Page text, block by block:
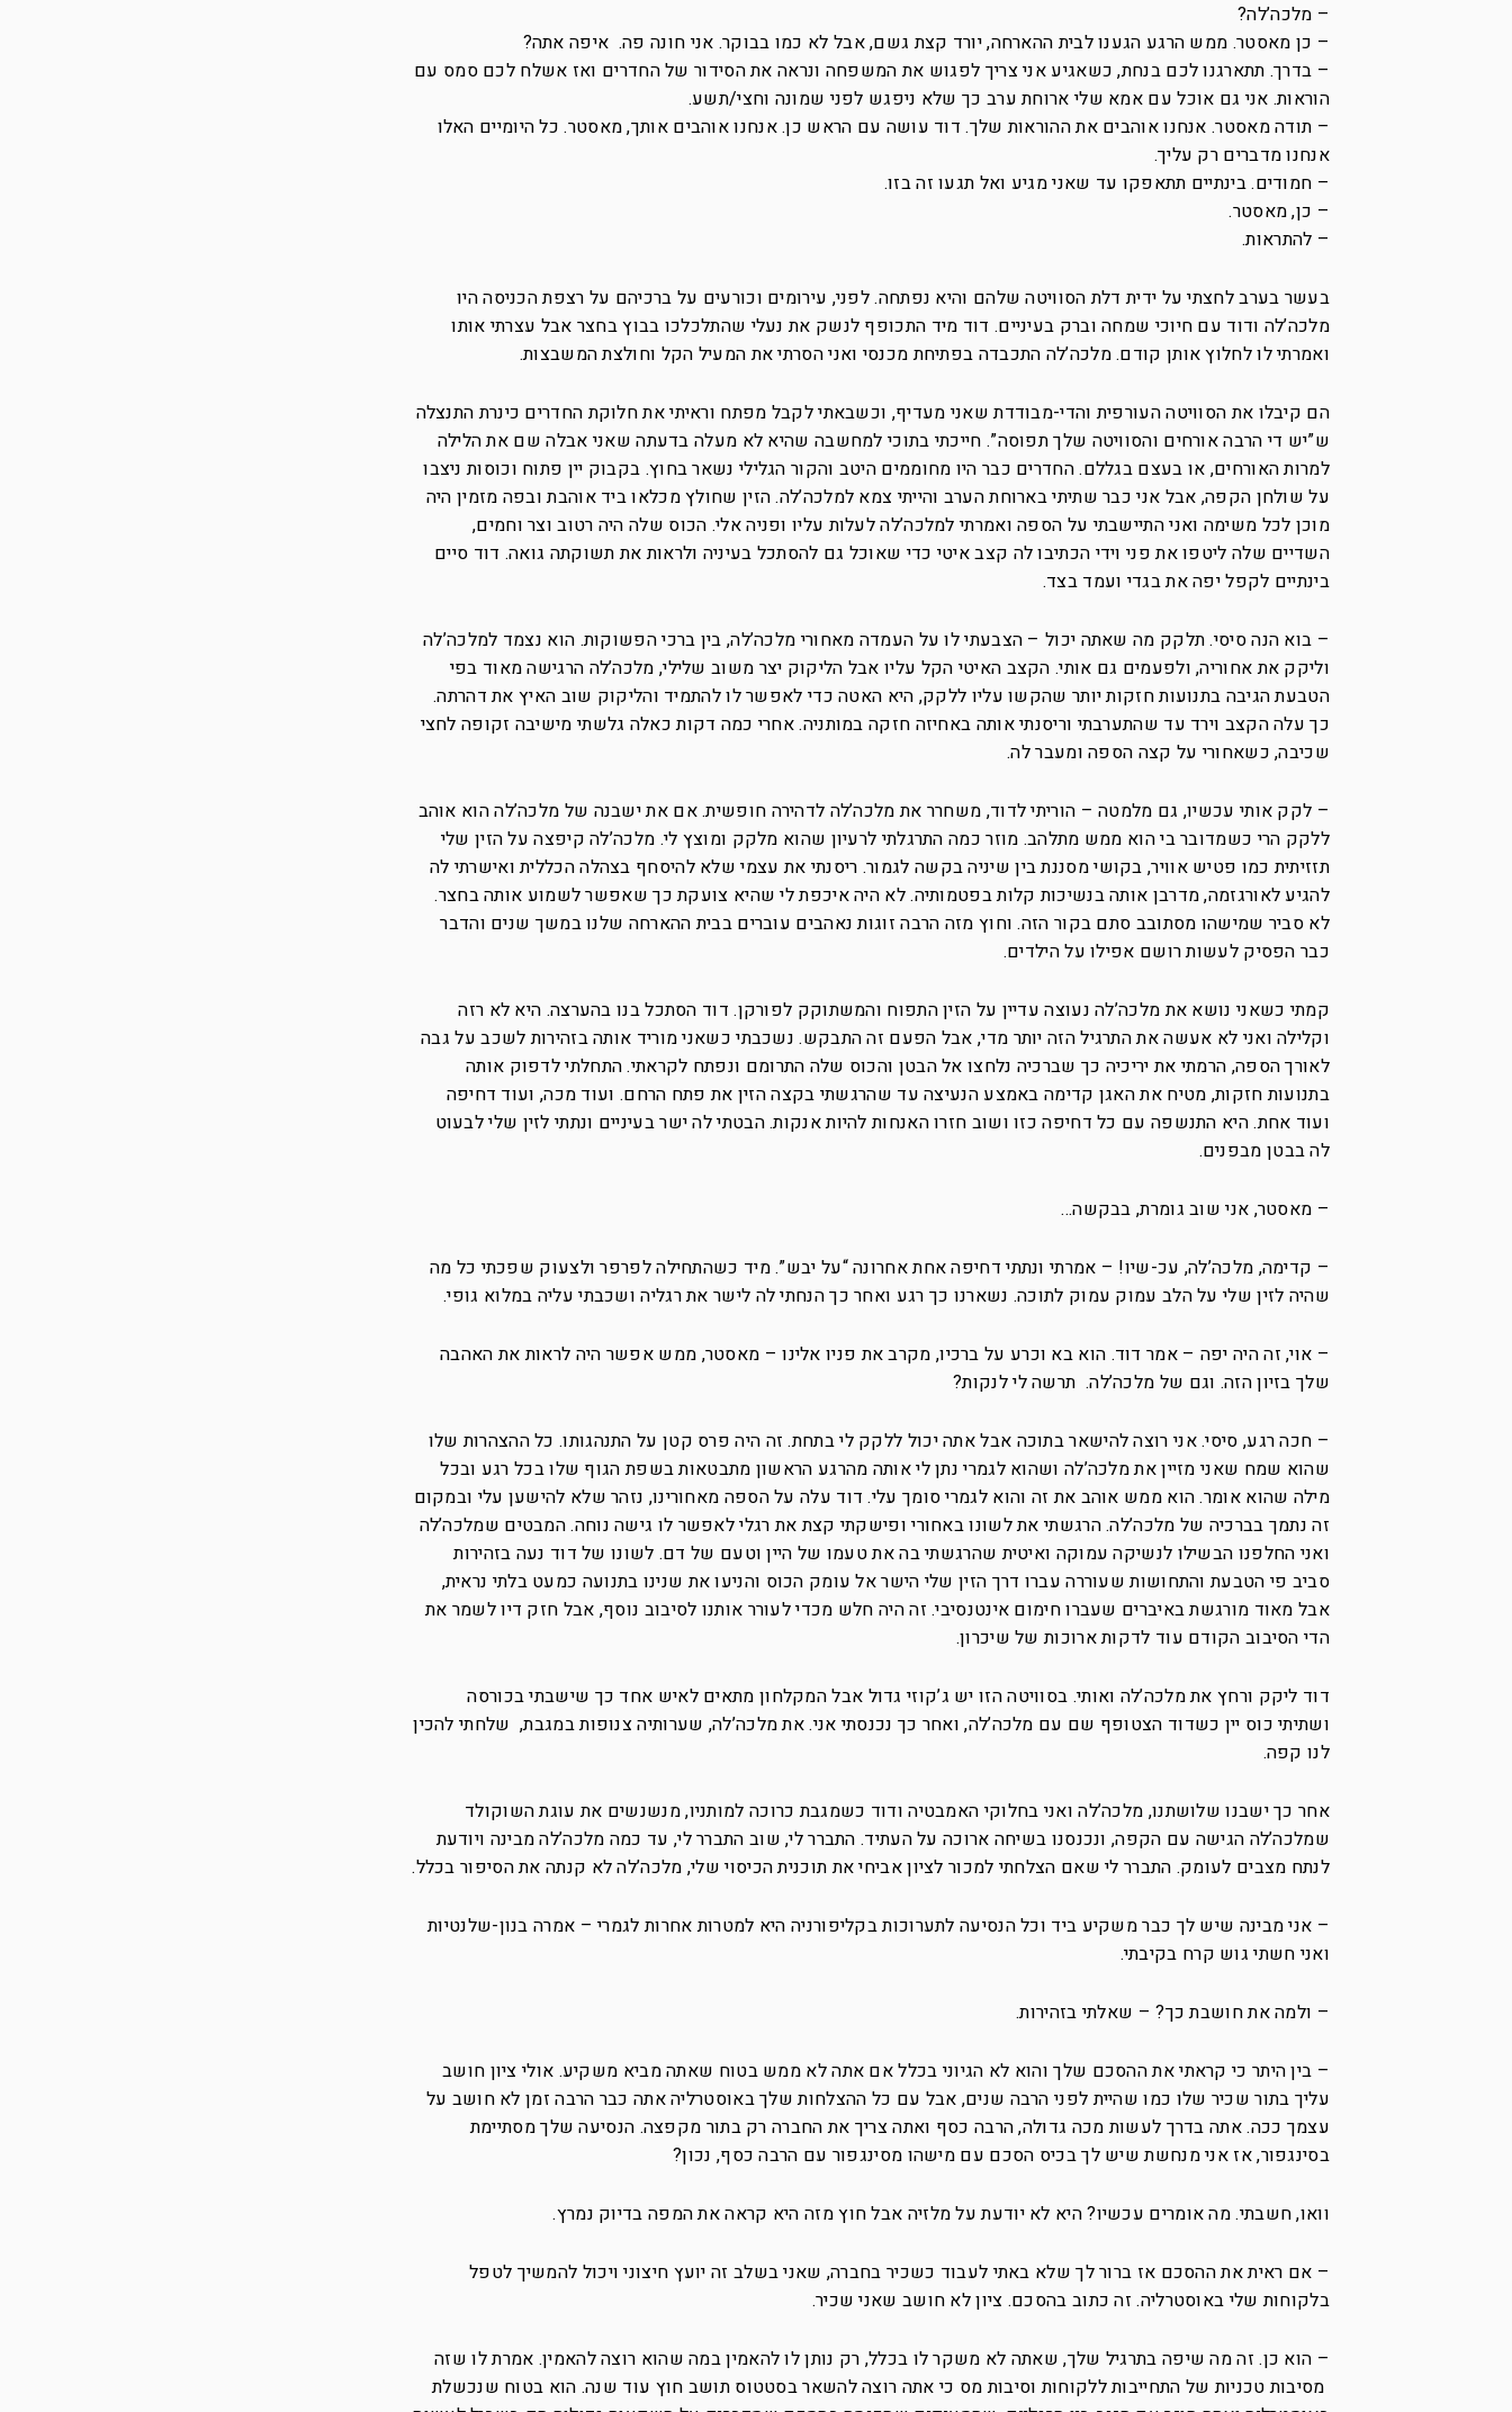
– מלכה’לה?
– כן מאסטר. ממש הרגע הגענו לבית ההארחה, יורד קצת גשם, אבל לא כמו בבוקר. אני חונה פה. איפה אתה?
– בדרך. תתארגנו לכם בנחת, כשאגיע אני צריך לפגוש את המשפחה ונראה את הסידור של החדרים ואז אשלח לכם סמס עם
הוראות. אני גם אוכל עם אמא שלי ארוחת ערב כך שלא ניפגש לפני שמונה וחצי/תשע.
– תודה מאסטר. אנחנו אוהבים את ההוראות שלך. דוד עושה עם הראש כן. אנחנו אוהבים אותך, מאסטר. כל היומיים האלו
אנחנו מדברים רק עליך.
– חמודים. בינתיים תתאפקו עד שאני מגיע ואל תגעו זה בזו.
– כן, מאסטר.
– להתראות.
בעשר בערב לחצתי על ידית דלת הסוויטה שלהם והיא נפתחה. לפני, עירומים וכורעים על ברכיהם על רצפת הכניסה היו
מלכה’לה ודוד עם חיוכי שמחה וברק בעיניים. דוד מיד התכופף לנשק את נעלי שהתלכלכו בבוץ בחצר אבל עצרתי אותו
ואמרתי לו לחלוץ אותן קודם. מלכה’לה התכבדה בפתיחת מכנסי ואני הסרתי את המעיל הקל וחולצת המשבצות.
הם קיבלו את הסוויטה העורפית והדי-מבודדת שאני מעדיף, וכשבאתי לקבל מפתח וראיתי את חלוקת החדרים כינרת התנצלה
ש”יש די הרבה אורחים והסוויטה שלך תפוסה”. חייכתי בתוכי למחשבה שהיא לא מעלה בדעתה שאני אבלה שם את הלילה
למרות האורחים, או בעצם בגללם. החדרים כבר היו מחוממים היטב והקור הגלילי נשאר בחוץ. בקבוק יין פתוח וכוסות ניצבו
על שולחן הקפה, אבל אני כבר שתיתי בארוחת הערב והייתי צמא למלכה’לה. הזין שחולץ מכלאו ביד אוהבת ובפה מזמין היה
מוכן לכל משימה ואני התיישבתי על הספה ואמרתי למלכה’לה לעלות עליו ופניה אלי. הכוס שלה היה רטוב וצר וחמים,
השדיים שלה ליטפו את פני וידי הכתיבו לה קצב איטי כדי שאוכל גם להסתכל בעיניה ולראות את תשוקתה גואה. דוד סיים
בינתיים לקפל יפה את בגדי ועמד בצד.
– בוא הנה סיסי. תלקק מה שאתה יכול – הצבעתי לו על העמדה מאחורי מלכה’לה, בין ברכי הפשוקות. הוא נצמד למלכה’לה
וליקק את אחוריה, ולפעמים גם אותי. הקצב האיטי הקל עליו אבל הליקוק יצר משוב שלילי, מלכה’לה הרגישה מאוד בפי
הטבעת הגיבה בתנועות חזקות יותר שהקשו עליו ללקק, היא האטה כדי לאפשר לו להתמיד והליקוק שוב האיץ את דהרתה.
כך עלה הקצב וירד עד שהתערבתי וריסנתי אותה באחיזה חזקה במותניה. אחרי כמה דקות כאלה גלשתי מישיבה זקופה לחצי
שכיבה, כשאחורי על קצה הספה ומעבר לה.
– לקק אותי עכשיו, גם מלמטה – הוריתי לדוד, משחרר את מלכה’לה לדהירה חופשית. אם את ישבנה של מלכה’לה הוא אוהב
ללקק הרי כשמדובר בי הוא ממש מתלהב. מוזר כמה התרגלתי לרעיון שהוא מלקק ומוצץ לי. מלכה’לה קיפצה על הזין שלי
תזזיתית כמו פטיש אוויר, בקושי מסננת בין שיניה בקשה לגמור. ריסנתי את עצמי שלא להיסחף בצהלה הכללית ואישרתי לה
להגיע לאורגזמה, מדרבן אותה בנשיכות קלות בפטמותיה. לא היה איכפת לי שהיא צועקת כך שאפשר לשמוע אותה בחצר.
לא סביר שמישהו מסתובב סתם בקור הזה. וחוץ מזה הרבה זוגות נאהבים עוברים בבית ההארחה שלנו במשך שנים והדבר
כבר הפסיק לעשות רושם אפילו על הילדים.
קמתי כשאני נושא את מלכה’לה נעוצה עדיין על הזין התפוח והמשתוקק לפורקן. דוד הסתכל בנו בהערצה. היא לא רזה
וקלילה ואני לא אעשה את התרגיל הזה יותר מדי, אבל הפעם זה התבקש. נשכבתי כשאני מוריד אותה בזהירות לשכב על גבה
לאורך הספה, הרמתי את יריכיה כך שברכיה נלחצו אל הבטן והכוס שלה התרומם ונפתח לקראתי. התחלתי לדפוק אותה
בתנועות חזקות, מטיח את האגן קדימה באמצע הנעיצה עד שהרגשתי בקצה הזין את פתח הרחם. ועוד מכה, ועוד דחיפה
ועוד אחת. היא התנשפה עם כל דחיפה כזו ושוב חזרו האנחות להיות אנקות. הבטתי לה ישר בעיניים ונתתי לזין שלי לבעוט
לה בבטן מבפנים.
– מאסטר, אני שוב גומרת, בבקשה…
– קדימה, מלכה’לה, עכ-שיו! – אמרתי ונתתי דחיפה אחת אחרונה “על יבש”. מיד כשהתחילה לפרפר ולצעוק שפכתי כל מה
שהיה לזין שלי על הלב עמוק עמוק לתוכה. נשארנו כך רגע ואחר כך הנחתי לה לישר את רגליה ושכבתי עליה במלוא גופי.
– אוי, זה היה יפה – אמר דוד. הוא בא וכרע על ברכיו, מקרב את פניו אלינו – מאסטר, ממש אפשר היה לראות את האהבה
שלך בזיון הזה. וגם של מלכה’לה. תרשה לי לנקות?
– חכה רגע, סיסי. אני רוצה להישאר בתוכה אבל אתה יכול ללקק לי בתחת. זה היה פרס קטן על התנהגותו. כל ההצהרות שלו
שהוא שמח שאני מזיין את מלכה’לה ושהוא לגמרי נתן לי אותה מהרגע הראשון מתבטאות בשפת הגוף שלו בכל רגע ובכל
מילה שהוא אומר. הוא ממש אוהב את זה והוא לגמרי סומך עלי. דוד עלה על הספה מאחורינו, נזהר שלא להישען עלי ובמקום
זה נתמך בברכיה של מלכה’לה. הרגשתי את לשונו באחורי ופישקתי קצת את רגלי לאפשר לו גישה נוחה. המבטים שמלכה’לה
ואני החלפנו הבשילו לנשיקה עמוקה ואיטית שהרגשתי בה את טעמו של היין וטעם של דם. לשונו של דוד נעה בזהירות
סביב פי הטבעת והתחושות שעוררה עברו דרך הזין שלי הישר אל עומק הכוס והניעו את שנינו בתנועה כמעט בלתי נראית,
אבל מאוד מורגשת באיברים שעברו חימום אינטנסיבי. זה היה חלש מכדי לעורר אותנו לסיבוב נוסף, אבל חזק דיו לשמר את
הדי הסיבוב הקודם עוד לדקות ארוכות של שיכרון.
דוד ליקק ורחץ את מלכה’לה ואותי. בסוויטה הזו יש ג’קוזי גדול אבל המקלחון מתאים לאיש אחד כך שישבתי בכורסה
ושתיתי כוס יין כשדוד הצטופף שם עם מלכה’לה, ואחר כך נכנסתי אני. את מלכה’לה, שערותיה צנופות במגבת, שלחתי להכין
לנו קפה.
אחר כך ישבנו שלושתנו, מלכה’לה ואני בחלוקי האמבטיה ודוד כשמגבת כרוכה למותניו, מנשנשים את עוגת השוקולד
שמלכה’לה הגישה עם הקפה, ונכנסנו בשיחה ארוכה על העתיד. התברר לי, שוב התברר לי, עד כמה מלכה’לה מבינה ויודעת
לנתח מצבים לעומק. התברר לי שאם הצלחתי למכור לציון אביחי את תוכנית הכיסוי שלי, מלכה’לה לא קנתה את הסיפור בכלל.
– אני מבינה שיש לך כבר משקיע ביד וכל הנסיעה לתערוכות בקליפורניה היא למטרות אחרות לגמרי – אמרה בנון-שלנטיות
ואני חשתי גוש קרח בקיבתי.
– ולמה את חושבת כך? – שאלתי בזהירות.
– בין היתר כי קראתי את ההסכם שלך והוא לא הגיוני בכלל אם אתה לא ממש בטוח שאתה מביא משקיע. אולי ציון חושב
עליך בתור שכיר שלו כמו שהיית לפני הרבה שנים, אבל עם כל ההצלחות שלך באוסטרליה אתה כבר הרבה זמן לא חושב על
עצמך ככה. אתה בדרך לעשות מכה גדולה, הרבה כסף ואתה צריך את החברה רק בתור מקפצה. הנסיעה שלך מסתיימת
בסינגפור, אז אני מנחשת שיש לך בכיס הסכם עם מישהו מסינגפור עם הרבה כסף, נכון?
וואו, חשבתי. מה אומרים עכשיו? היא לא יודעת על מלזיה אבל חוץ מזה היא קראה את המפה בדיוק נמרץ.
– אם ראית את ההסכם אז ברור לך שלא באתי לעבוד כשכיר בחברה, שאני בשלב זה יועץ חיצוני ויכול להמשיך לטפל
בלקוחות שלי באוסטרליה. זה כתוב בהסכם. ציון לא חושב שאני שכיר.
– הוא כן. זה מה שיפה בתרגיל שלך, שאתה לא משקר לו בכלל, רק נותן לו להאמין במה שהוא רוצה להאמין. אמרת לו שזה
מסיבות טכניות של התחייבות ללקוחות וסיבות מס כי אתה רוצה להשאר בסטטוס תושב חוץ עוד שנה. הוא בטוח שנכשלת